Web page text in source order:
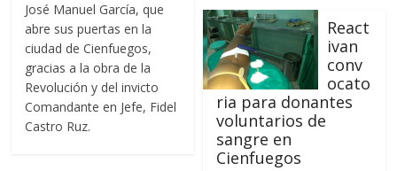
José Manuel García, que
abre sus puertas en la
ciudad de Cienfuegos,
gracias a la obra de la
Revolución y del invicto
Comandante en Jefe, Fidel
Castro Ruz.
React
ivan
conv
ocato
ria para donantes
voluntarios de
sangre en
Cienfuegos